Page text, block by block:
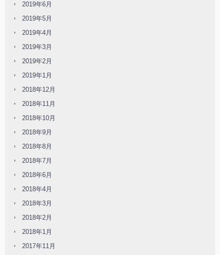
2019年6月
2019年5月
2019年4月
2019年3月
2019年2月
2019年1月
2018年12月
2018年11月
2018年10月
2018年9月
2018年8月
2018年7月
2018年6月
2018年4月
2018年3月
2018年2月
2018年1月
2017年11月